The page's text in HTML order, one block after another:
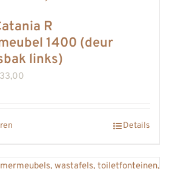
variaties.
Deze
optie
gekozen
R
1400 (deur
links)
tot
heeft
Details